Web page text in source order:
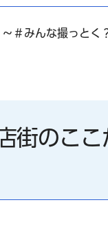
～＃みんな撮っとく
街のこ